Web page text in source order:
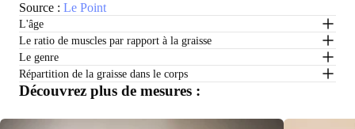
Source : Le Point
L'âge
Le ratio de muscles par rapport à la graisse
Le genre
Répartition de la graisse dans le corps
Découvrez plus de mesures :